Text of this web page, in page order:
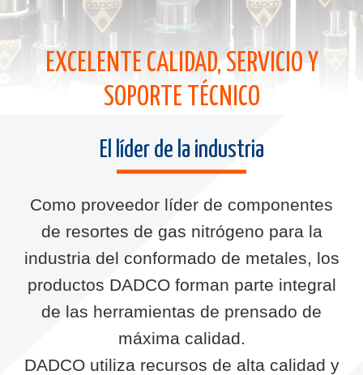
EXCELENTE CALIDAD, SERVICIO Y
SOPORTE TÉCNICO
El líder de la industria
Como proveedor líder de componentes
de resortes de gas nitrógeno para la
industria del conformado de metales, los
productos DADCO forman parte integral
de las herramientas de prensado de
máxima calidad.
DADCO utiliza recursos de alta calidad y